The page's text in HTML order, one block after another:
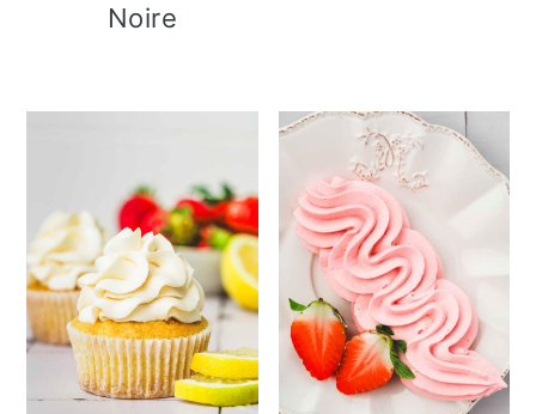
Noire